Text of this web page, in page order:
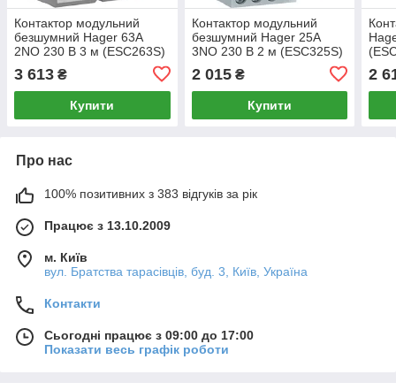
Контактор модульний
безшумний Hager 63A
2NO 230 В 3 м (ESC263S)
3 613 ₴
Купити
Контактор модульний
безшумний Hager 25A
3NO 230 В 2 м (ESC325S)
2 015₴
Купити
2
Про нас
100% позитивних з 383 відгуків за рік
Працює з 13.10.2009
м. Київ
вул. Братства тарасівців, буд. 3, Київ, Україна
Контакти
Сьогодні працює з 09:00 до 17:00
Показати весь графік роботи